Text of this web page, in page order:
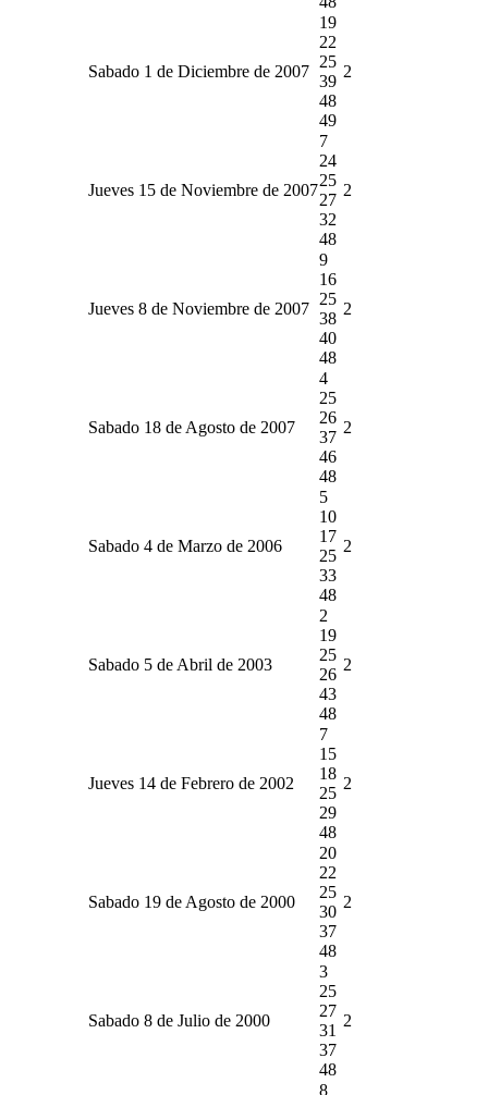
Sabado 1 de Diciembre de 2007
19
22
25
39
48
49
2
Jueves 15 de Noviembre de 2007
7
24
25
27
32
48
2
Jueves 8 de Noviembre de 2007
9
16
25
38
40
48
2
Sabado 18 de Agosto de 2007
4
25
26
37
46
48
2
Sabado 4 de Marzo de 2006
5
10
17
25
33
48
2
Sabado 5 de Abril de 2003
2
19
25
26
43
48
2
Jueves 14 de Febrero de 2002
7
15
18
25
29
48
2
Sabado 19 de Agosto de 2000
20
22
25
30
37
48
2
Sabado 8 de Julio de 2000
3
25
27
31
37
48
2
8